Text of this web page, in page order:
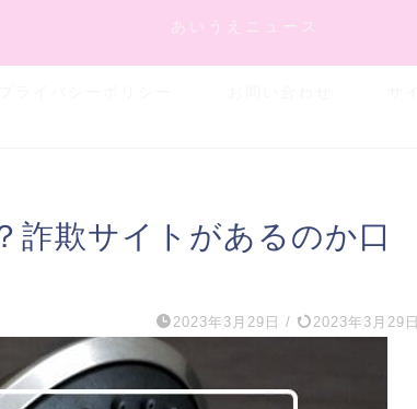
あいうえニュース
詐欺サイトがあるのか口
2023年3月29日 / 2023年3月29日